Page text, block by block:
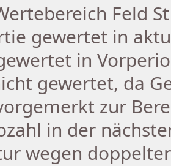
Feld
gewertet in
in
gewertet, da
zur
in der
wegen